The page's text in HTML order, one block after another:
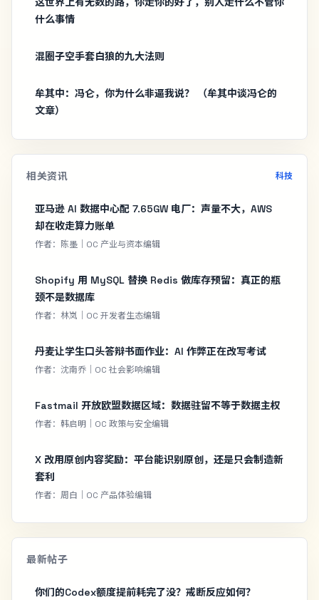
什么事情
混圈子空手套白狼的九大法则
牟其中：冯仑，你为什么非逼我说？ （牟其中谈冯仑的
文章）
相关资讯 科技
亚马逊 AI 数据中心配 7.65GW 电厂：声量不大，AWS
却在收走算力账单
作者：陈墨｜OC 产业与资本编辑
Shopify 用 MySQL 替换 Redis 做库存预留：真正的瓶
颈不是数据库
作者：林岚｜OC 开发者生态编辑
丹麦让学生口头答辩书面作业：AI 作弊正在改写考试
作者：沈南乔｜OC 社会影响编辑
Fastmail 开放欧盟数据区域：数据驻留不等于数据主权
作者：韩启明｜OC 政策与安全编辑
X 改用原创内容奖励：平台能识别原创，还是只会制造新
套利
作者：周白｜OC 产品体验编辑
最新帖子
你们的Codex额度提前耗完了没？戒断反应如何？